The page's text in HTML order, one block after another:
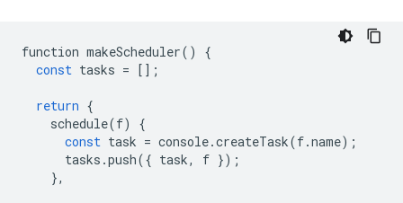
function makeScheduler()
{
const tasks = [];
return {
schedule(f)
{
const task = console.createTask(f.name);
tasks .push({ task, f });
},